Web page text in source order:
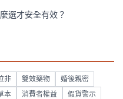
選才安全有效？
非 雙效藥物 婚後親密
本 消費者權益 假貨警示